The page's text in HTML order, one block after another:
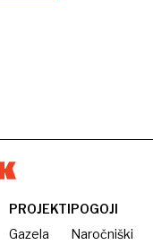
PROJEKTI
Gazela
POGOJI
Naročniški